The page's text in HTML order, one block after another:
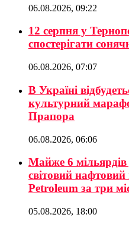
06.08.2026, 09:22
12 серпня у
спостерігати
06.08.2026, 07:07
В Україні
культурний
Прапора
06.08.2026, 06:06
Майже 6 мільярдів
світовий нафтовий
Petroleum за три
05.08.2026, 18:00